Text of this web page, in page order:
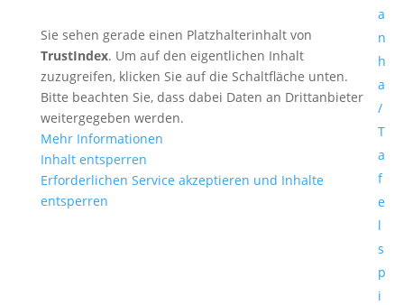
a
n
h
a
/
T
a
f
e
l
s
p
i
Sie sehen gerade einen Platzhalterinhalt von
TrustIndex. Um auf den eigentlichen Inhalt
zuzugreifen, klicken Sie auf die Schaltfläche unten.
Bitte beachten Sie, dass dabei Daten an Drittanbieter
weitergegeben werden.
Mehr Informationen
Inhalt entsperren
Erforderlichen Service akzeptieren und Inhalte
entsperren